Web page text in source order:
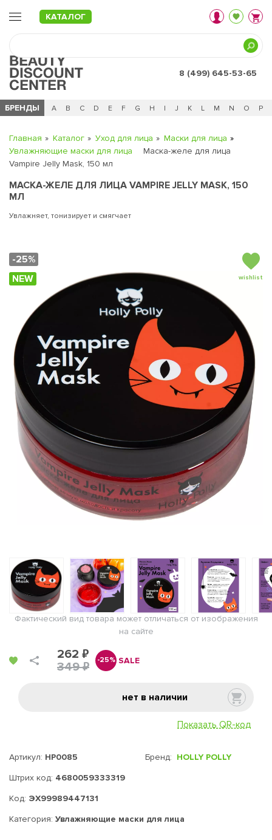
КАТАЛОГ
8 (499) 645-53-65
БРЕНДЫ
Ч 0 - 9 A B C D E F G H I J K L M N O P
Главная Каталог Уход для лица
Маски для лица
Увлажняющие маски для лица
Маска-желе для лица
Vampire Jelly Mask, 150 мл
МАСКА-ЖЕЛЕ ДЛЯ ЛИЦА VAMPIRE JELLY MASK, 150
МЛ
Увлажняет, тонизирует и смягчает
-25%
NEW
wishlist
Фактический вид товара может отличаться от изображения
на сайте
262 ₽
349 ₽
-25% SALE
нет в наличии
Показать QR-код
Артикул: HP0085
Штрих код: 4680059333319
Код: ЭХ99989447131
Бренд: HOLLY POLLY
Категория: Увлажняющие маски для лица